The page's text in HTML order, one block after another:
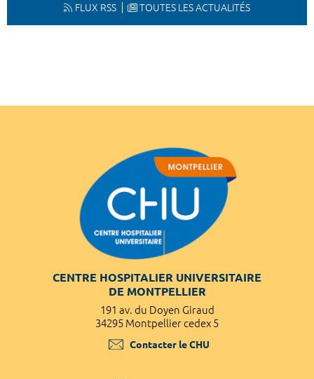
FLUX RSS TOUTES LES ACTUALITÉS
CENTRE HOSPITALIER UNIVERSITAIRE
DE MONTPELLIER
191 av. du Doyen Giraud
34295 Montpellier cedex 5
Contacter le CHU